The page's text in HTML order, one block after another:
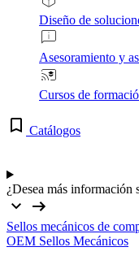
Diseño de
Asesoramiento y
Cursos de
Catálogos
¿Desea más información
Sellos mecánicos de
OEM Sellos Mecánicos